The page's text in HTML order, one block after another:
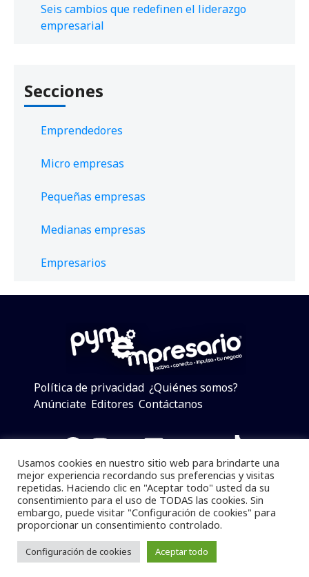
Seis cambios que redefinen el liderazgo
empresarial
Secciones
Emprendedores
Micro empresas
Pequeñas empresas
Medianas empresas
Empresarios
Política de privacidad ¿Quiénes somos?
Anúnciate Editores Contáctanos
Facebook
Instagram
Twitter
LinkedIn
Telegram
YouTube
TikTok
Pymempresario © 2025 Todos los derechos reservados.
Se prohibe el uso de la información total o parcial sin
dar referencia a la fuente.
Desarrollado poryalla ya!
Usamos cookies en nuestro sitio web para brindarte una
mejor experiencia recordando sus preferencias y visitas
repetidas. Haciendo clic en "Aceptar todo" usted da su
consentimiento para el uso de TODAS las cookies. Sin
embargo, puede visitar "Configuración de cookies" para
proporcionar un consentimiento controlado.
Configuración de cookies Aceptar todo